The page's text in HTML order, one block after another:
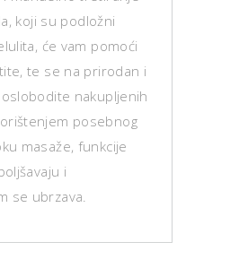
koji su podložni
će vam pomoći
te se na prirodan i
nakupljenih
posebnog
masaže, funkcije
i
se ubrzava.